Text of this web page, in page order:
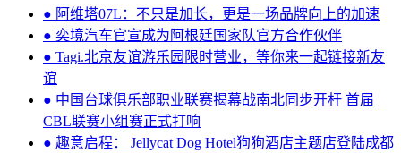
● 阿维塔07L：不只是加长，更是一场品牌向上的加速
● 奕境汽车官宣成为阿根廷国家队官方合作伙伴
● Tagi.北京友谊游乐园限时营业，等你来一起链接新友
谊
● 中国台球俱乐部职业联赛揭幕战南北同步开杆 首届
CBL联赛小组赛正式打响
● 趣意启程： Jellycat Dog Hotel狗狗酒店主题店登陆成都